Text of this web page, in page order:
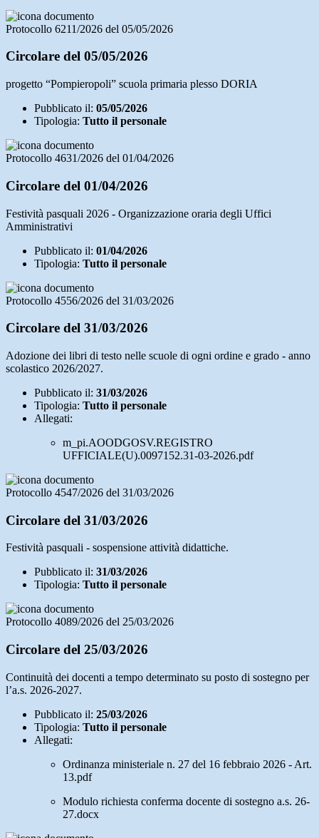
Protocollo 6211/2026 del 05/05/2026
Circolare del 05/05/2026
progetto “Pompieropoli” scuola primaria plesso DORIA
Pubblicato il: 05/05/2026
Tipologia: Tutto il personale
Protocollo 4631/2026 del 01/04/2026
Circolare del 01/04/2026
Festività pasquali 2026 - Organizzazione oraria degli Uffici
Amministrativi
Pubblicato il: 01/04/2026
Tipologia: Tutto il personale
Protocollo 4556/2026 del 31/03/2026
Circolare del 31/03/2026
Adozione dei libri di testo nelle scuole di ogni ordine e grado - anno
scolastico 2026/2027.
Pubblicato il: 31/03/2026
Tipologia: Tutto il personale
Allegati:
m_pi.AOODGOSV.REGISTRO
UFFICIALE(U).0097152.31-03-2026.pdf
Protocollo 4547/2026 del 31/03/2026
Circolare del 31/03/2026
Festività pasquali - sospensione attività didattiche.
Pubblicato il: 31/03/2026
Tipologia: Tutto il personale
Protocollo 4089/2026 del 25/03/2026
Circolare del 25/03/2026
Continuità dei docenti a tempo determinato su posto di sostegno per
l’a.s. 2026-2027.
Pubblicato il: 25/03/2026
Tipologia: Tutto il personale
Allegati:
Ordinanza ministeriale n. 27 del 16 febbraio 2026 - Art.
13.pdf
Modulo richiesta conferma docente di sostegno a.s. 26-
27.docx